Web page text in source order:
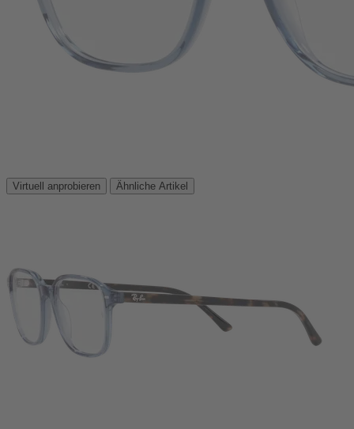
Virtuell anprobieren Ähnliche Artikel